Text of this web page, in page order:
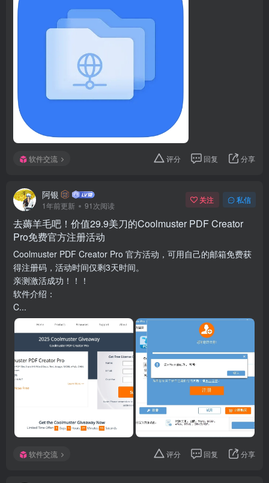
软件交流 评分 回复 分享
阿银
1年前更新 91次阅读
关注 私信
去薅羊毛吧！价值29.9美刀的Coolmuster PDF Creator
Pro免费官方注册活动
Coolmuster PDF Creator Pro 官方活动，可用自己的邮箱免费获
得注册码，活动时间仅剩3天时间。
亲测激活成功！！！
软件介绍：
C...
软件交流 评分 回复 分享